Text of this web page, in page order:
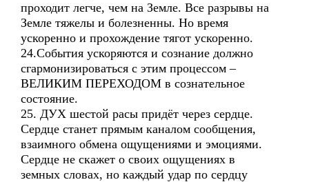
проходит легче, чем на Земле. Все разрывы на
Земле тяжелы и болезненны. Но время
ускоренно и прохождение тягот ускоренно.
24.События ускоряются и сознание должно
сгармонизироваться с этим процессом –
ВЕЛИКИМ ПЕРЕХОДОМ в сознательное
состояние.
25. ДУХ шестой расы придёт через сердце.
Сердце станет прямым каналом сообщения,
взаимного обмена ощущениями и эмоциями.
Сердце не скажет о своих ощущениях в
земных словах, но каждый удар по сердцу